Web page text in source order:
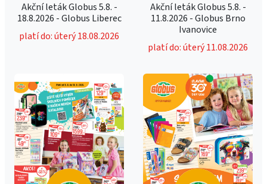
Akční leták Globus 5.8. -
18.8.2026 - Globus Liberec
platí do: úterý 18.08.2026
Akční leták Globus 5.8. -
11.8.2026 - Globus Brno
Ivanovice
platí do: úterý 11.08.2026